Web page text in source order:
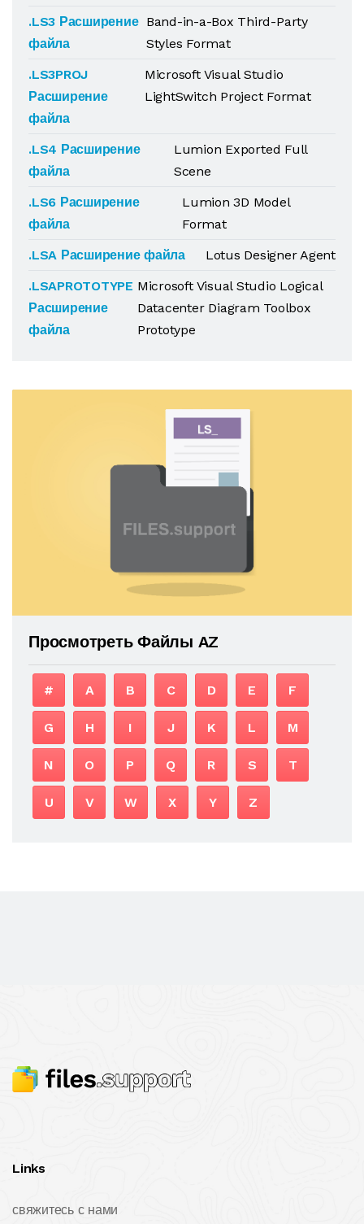
.LS3 Расширение
файла
Band-in-a-Box Third-Party
Styles Format
.LS3PROJ
Расширение
файла
Microsoft Visual Studio
LightSwitch Project Format
.LS4 Расширение
файла
Lumion Exported Full
Scene
.LS6 Расширение
файла
Lumion 3D Model
Format
.LSA Расширение файла
Lotus Designer Agent
.LSAPROTOTYPE
Расширение
файла
Microsoft Visual Studio Logical
Datacenter Diagram Toolbox
Prototype
Просмотреть Файлы AZ
# A B C D E F
G H I J K L M
N O P Q R S T
U V W X Y Z
Links
свяжитесь с нами